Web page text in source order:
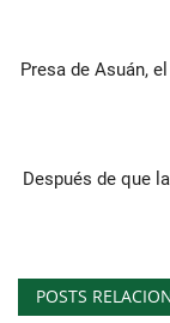
Presa de Asuán,
Después de que
POSTS